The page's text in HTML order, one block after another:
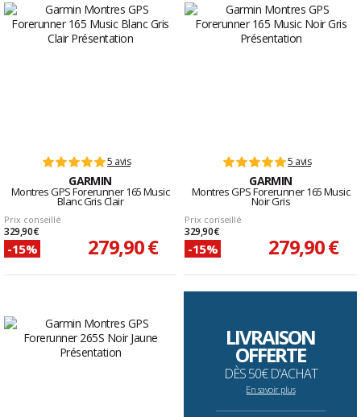
5 avis
GARMIN
Montres GPS Forerunner 165 Music
Blanc Gris Clair
Prix conseillé
329,90 €
-15% 279,90 €
5 avis
GARMIN
Montres GPS Forerunner 165 Music
Noir Gris
Prix conseillé
329,90 €
-15% 279,90 €
LIVRAISON
OFFERTE
DÈS 50€ D'ACHAT
En savoir plus
--------------------------------------------------------------------